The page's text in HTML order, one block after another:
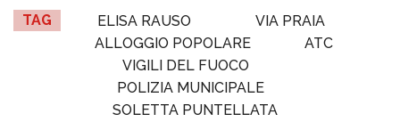
TAG ELISA RAUSO
VIA PRAIA
ALLOGGIO POPOLARE
ATC
VIGILI DEL FUOCO
POLIZIA MUNICIPALE
SOLETTA PUNTELLATA